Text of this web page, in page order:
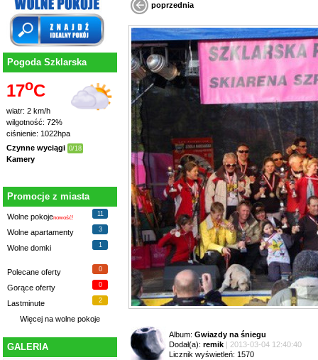
Pogoda Szklarska
17oC
wiatr: 2 km/h
wilgotność: 72%
ciśnienie: 1022hpa
Czynne wyciągi 0/18
Kamery
Promocje z miasta
Wolne pokojenowość!
11
Wolne apartamenty 3
Wolne domki 1
Polecane oferty 0
Gorące oferty 0
Lastminute 2
Więcej na wolne pokoje
GALERIA
poprzednia
Album: Gwiazdy na śniegu
Dodał(a): remik | 2013-03-04 12:40:40
Licznik wyświetleń: 1570